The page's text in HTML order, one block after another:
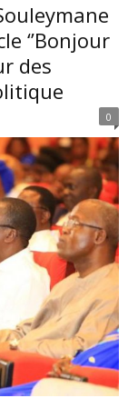
‘’Bonjour
des
0